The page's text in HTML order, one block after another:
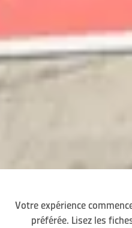
Votre expérience
préférée. Lisez les